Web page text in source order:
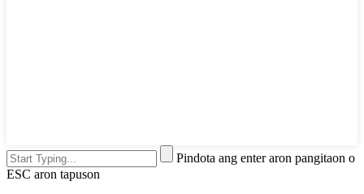
Pindota ang enter aron pangitaon o
ESC aron tapuson